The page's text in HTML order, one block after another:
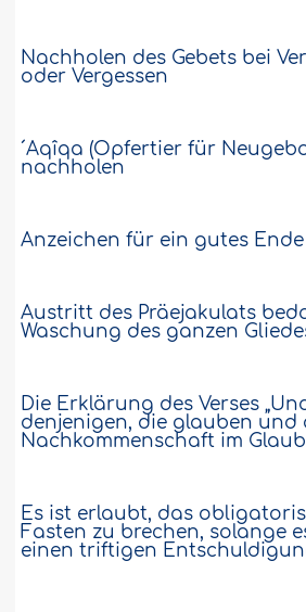
Nachholen des Gebets bei
oder Vergessen
´Aqîqa (Opfertier für
nachholen
Anzeichen für ein gutes Ende
Austritt des Präejakulats
Waschung des ganzen
Die Erklärung des Verses
denjenigen, die glauben und
Nachkommenschaft im
Es ist erlaubt, das
Fasten zu brechen, solange
einen triftigen